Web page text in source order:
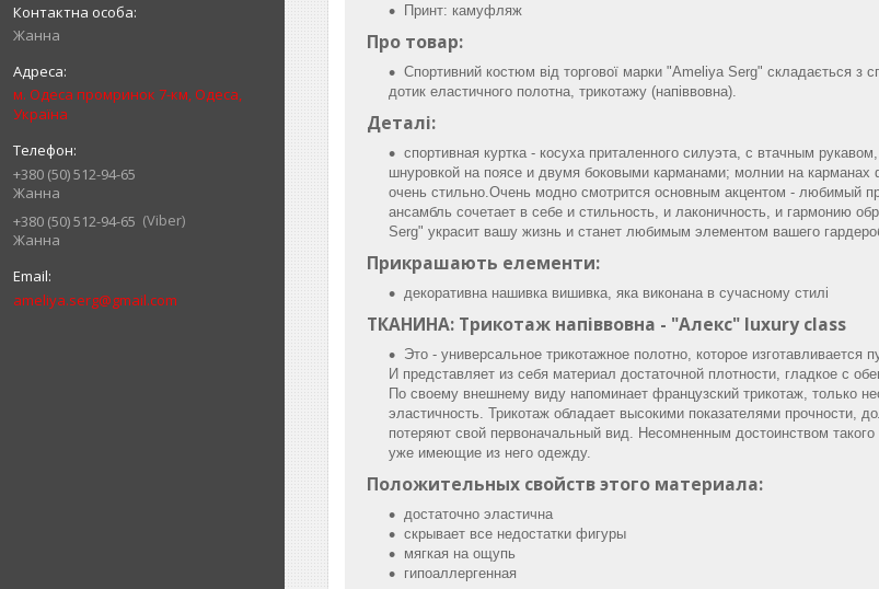
Жанна
м. Одеса промринок 7-км, Одеса,
Україна
+380 (50) 512-94-65
Жанна
+380 (50) 512-94-65
Viber
Жанна
ameliya.serg@gmail.com
Принт: камуфляж
Про товар:
Спортивний костюм від торгової марки "Ameliya Serg" складається з
дотик еластичного полотна, трикотажу (напіввовна).
Деталі:
спортивная куртка - косуха приталенного силуэта, с втачным
шнуровкой на поясе и двумя боковыми карманами; молнии на
очень стильно.Очень модно смотрится основным акцентом - любимый
ансамбль сочетает в себе и стильность, и лаконичность, и гармонию
Serg" украсит вашу жизнь и станет любимым элементом вашего
Прикрашають елементи:
декоративна нашивка вишивка, яка виконана в сучасному стилі
ТКАНИНА: Трикотаж напіввовна - "Алекс" luxury class
Это - универсальное трикотажное полотно, которое изготавливается
И представляет из себя материал достаточной плотности, гладкое с
По своему внешнему виду напоминает французский трикотаж, только
эластичность. Трикотаж обладает высокими показателями прочности,
потеряют свой первоначальный вид. Несомненным достоинством
уже имеющие из него одежду.
Положительных свойств этого материала:
достаточно эластична
скрывает все недостатки фигуры
мягкая на ощупь
гипоаллергенная